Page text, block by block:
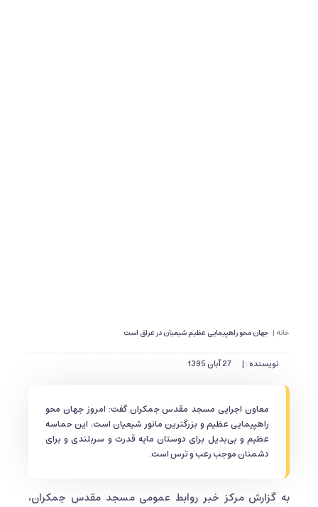
خانه | جهان محو راهپیمایی عظیم شیعیان در عراق است
نویسنده : | 27 آبان 1395
معاون اجرایی مسجد مقدس جمکران گفت: امروز جهان محو
راهپیمایی عظیم و بزرگترین مانور شیعیان است، این حماسه
عظیم و بی‌بدیل برای دوستان مایه قدرت و سربلندی و برای
دشمنان موجب رعب و ترس است.
به گزارش مرکز خبر روابط عمومی مسجد مقدس جمکران،